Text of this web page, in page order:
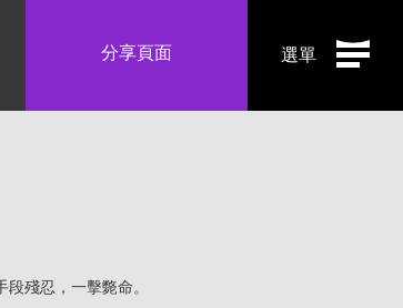
選單
分享頁面
殘忍，一擊斃命。